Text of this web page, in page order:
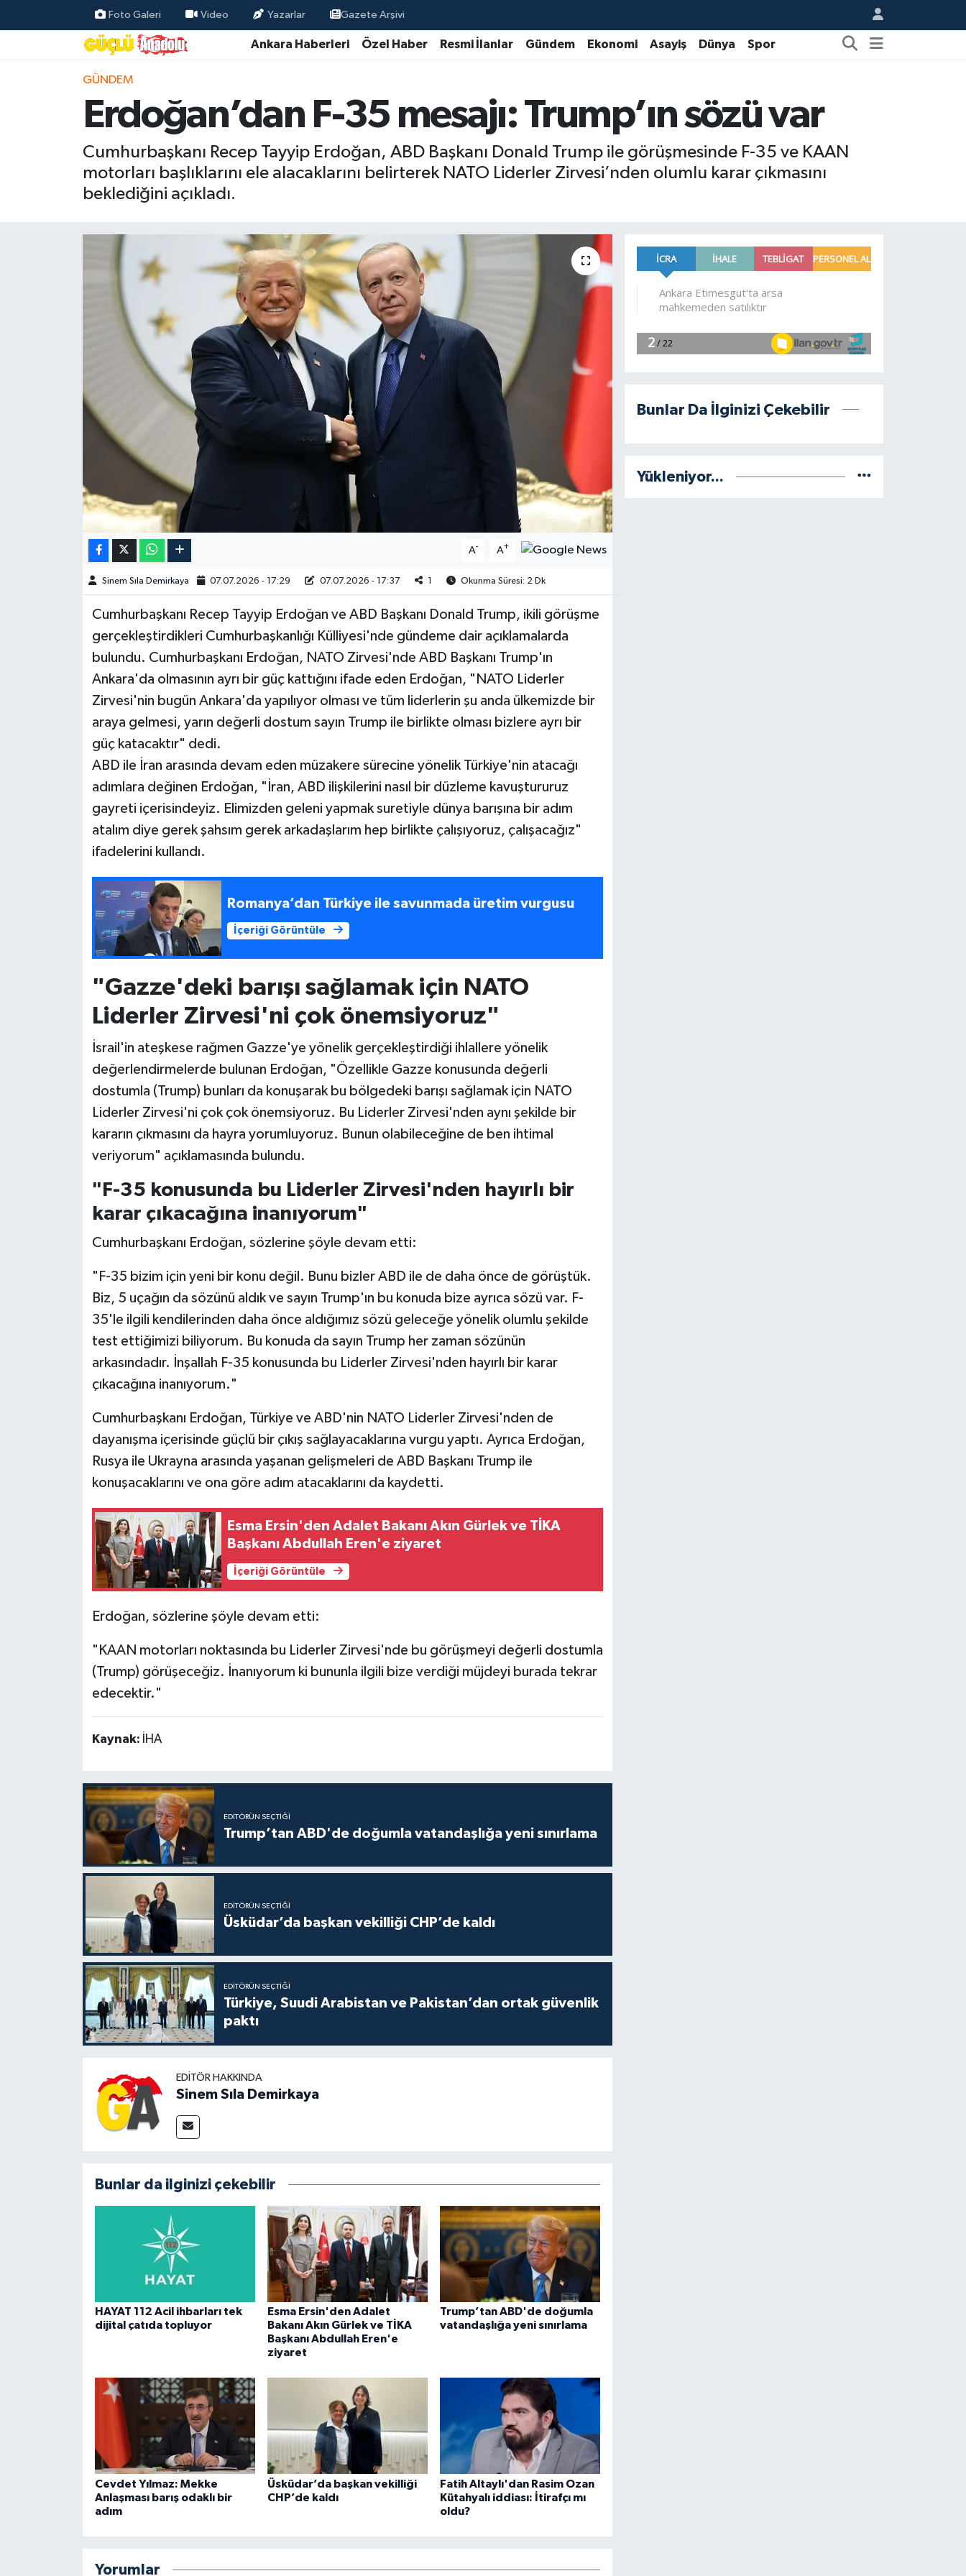
Foto Galeri Video Yazarlar Gazete Arşivi
Ankara Haberleri Özel Haber Resmi İlanlar Gündem Ekonomi Asayiş Dünya Spor
GÜNDEM
Erdoğan’dan F-35 mesajı: Trump’ın sözü var
Cumhurbaşkanı Recep Tayyip Erdoğan, ABD Başkanı Donald Trump ile görüşmesinde F-35 ve KAAN
motorları başlıklarını ele alacaklarını belirterek NATO Liderler Zirvesi’nden olumlu karar çıkmasını
beklediğini açıkladı.
A- A+
Sinem Sıla Demirkaya 07.07.2026 - 17:29 07.07.2026 - 17:37 Okunma Süresi: 2 Dk
Cumhurbaşkanı Recep Tayyip Erdoğan ve ABD Başkanı Donald Trump, ikili görüşme
gerçekleştirdikleri Cumhurbaşkanlığı Külliyesi'nde gündeme dair açıklamalarda
bulundu. Cumhurbaşkanı Erdoğan, NATO Zirvesi'nde ABD Başkanı Trump'ın
Ankara'da olmasının ayrı bir güç kattığını ifade eden Erdoğan, "NATO Liderler
Zirvesi'nin bugün Ankara'da yapılıyor olması ve tüm liderlerin şu anda ülkemizde bir
araya gelmesi, yarın değerli dostum sayın Trump ile birlikte olması bizlere ayrı bir
güç katacaktır" dedi.
ABD ile İran arasında devam eden müzakere sürecine yönelik Türkiye'nin atacağı
adımlara değinen Erdoğan, "İran, ABD ilişkilerini nasıl bir düzleme kavuştururuz
gayreti içerisindeyiz. Elimizden geleni yapmak suretiyle dünya barışına bir adım
atalım diye gerek şahsım gerek arkadaşlarım hep birlikte çalışıyoruz, çalışacağız"
ifadelerini kullandı.
Romanya’dan Türkiye ile savunmada üretim vurgusu
İçeriği Görüntüle
"Gazze'deki barışı sağlamak için NATO
Liderler Zirvesi'ni çok önemsiyoruz"
İsrail'in ateşkese rağmen Gazze'ye yönelik gerçekleştirdiği ihlallere yönelik
değerlendirmelerde bulunan Erdoğan, "Özellikle Gazze konusunda değerli
dostumla (Trump) bunları da konuşarak bu bölgedeki barışı sağlamak için NATO
Liderler Zirvesi'ni çok çok önemsiyoruz. Bu Liderler Zirvesi'nden aynı şekilde bir
kararın çıkmasını da hayra yorumluyoruz. Bunun olabileceğine de ben ihtimal
veriyorum" açıklamasında bulundu.
"F-35 konusunda bu Liderler Zirvesi'nden hayırlı bir
karar çıkacağına inanıyorum"
Cumhurbaşkanı Erdoğan, sözlerine şöyle devam etti:
"F-35 bizim için yeni bir konu değil. Bunu bizler ABD ile de daha önce de görüştük.
Biz, 5 uçağın da sözünü aldık ve sayın Trump'ın bu konuda bize ayrıca sözü var. F-
35'le ilgili kendilerinden daha önce aldığımız sözü geleceğe yönelik olumlu şekilde
test ettiğimizi biliyorum. Bu konuda da sayın Trump her zaman sözünün
arkasındadır. İnşallah F-35 konusunda bu Liderler Zirvesi'nden hayırlı bir karar
çıkacağına inanıyorum."
Cumhurbaşkanı Erdoğan, Türkiye ve ABD'nin NATO Liderler Zirvesi'nden de
dayanışma içerisinde güçlü bir çıkış sağlayacaklarına vurgu yaptı. Ayrıca Erdoğan,
Rusya ile Ukrayna arasında yaşanan gelişmeleri de ABD Başkanı Trump ile
konuşacaklarını ve ona göre adım atacaklarını da kaydetti.
Esma Ersin'den Adalet Bakanı Akın Gürlek ve TİKA
Başkanı Abdullah Eren'e ziyaret
İçeriği Görüntüle
Erdoğan, sözlerine şöyle devam etti:
"KAAN motorları noktasında bu Liderler Zirvesi'nde bu görüşmeyi değerli dostumla
(Trump) görüşeceğiz. İnanıyorum ki bununla ilgili bize verdiği müjdeyi burada tekrar
edecektir."
Kaynak: İHA
EDITÖRÜN SEÇTIĞI
Trump’tan ABD'de doğumla vatandaşlığa yeni sınırlama
EDITÖRÜN SEÇTIĞI
Üsküdar’da başkan vekilliği CHP’de kaldı
EDITÖRÜN SEÇTIĞI
Türkiye, Suudi Arabistan ve Pakistan’dan ortak güvenlik
paktı
EDITÖR HAKKINDA
Sinem Sıla Demirkaya
Bunlar da ilginizi çekebilir
HAYAT 112 Acil ihbarları tek
dijital çatıda topluyor
Esma Ersin'den Adalet
Bakanı Akın Gürlek ve TİKA
Başkanı Abdullah Eren'e
ziyaret
Trump’tan ABD'de doğumla
vatandaşlığa yeni sınırlama
Cevdet Yılmaz: Mekke
Anlaşması barış odaklı bir
adım
Üsküdar’da başkan vekilliği
CHP’de kaldı
Fatih Altaylı'dan Rasim Ozan
Kütahyalı iddiası: İtirafçı mı
oldu?
Yorumlar
Bunlar Da İlginizi Çekebilir
Yükleniyor...
Özel Haber
Resmi İlanlar
Gündem
Hava Durumu
Televizyon
Yaşam-Çevre